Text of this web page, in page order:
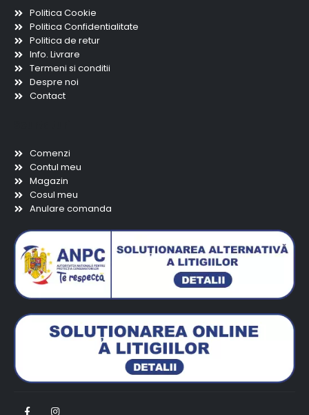
Politica Cookie
Politica Confidentialitate
Politica de retur
Info. Livrare
Termeni si conditii
Despre noi
Contact
Comenzi
Contul meu
Magazin
Cosul meu
Anulare comanda